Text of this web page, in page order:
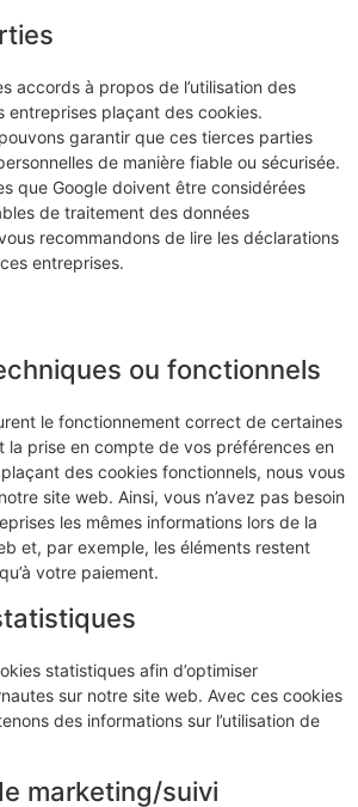
accords à propos de l’utilisation des
entreprises plaçant des cookies.
garantir que ces tierces parties
de manière fiable ou sécurisée.
que Google doivent être considérées
de traitement des données
recommandons de lire les déclarations
entreprises.
ou fonctionnels
le fonctionnement correct de certaines
la prise en compte de vos préférences en
plaçant des cookies fonctionnels, nous vous
site web. Ainsi, vous n’avez pas besoin
les mêmes informations lors de la
et, par exemple, les éléments restent
votre paiement.
statistiques afin d’optimiser
sur notre site web. Avec ces cookies
des informations sur l’utilisation de
marketing/suivi